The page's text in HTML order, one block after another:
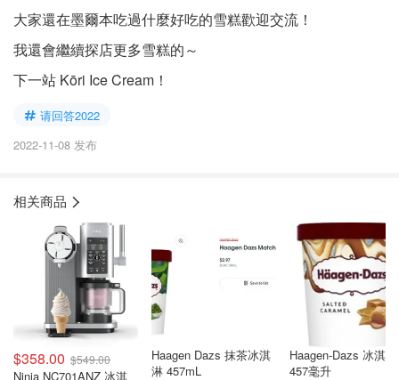
大家還在墨爾本吃過什麼好吃的雪糕歡迎交流！
我還會繼續探店更多雪糕的～
下一站 Kōri Ice Cream！
请回答2022
2022-11-08 发布
相关商品
$358.00 $549.00
Ninja NC701ANZ 冰淇
Haagen Dazs 抹茶冰淇
淋 457mL
Haagen-Dazs 冰淇
457毫升